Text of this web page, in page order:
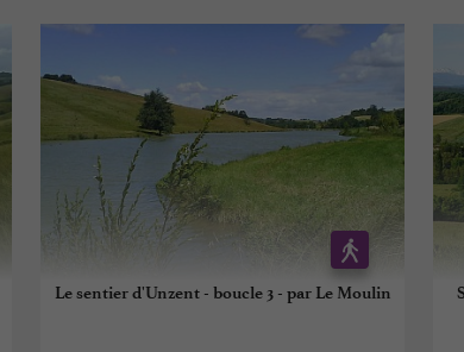
Le sentier d'Unzent - boucle 3 - par Le Moulin